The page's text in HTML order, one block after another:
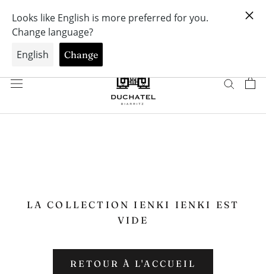
contenu
FERMETURE DE LA BOUTIQUE DUCHATEL /
BIARRITZ, STAY TUNED & SEE YOU SOON FOR
MORE ADVENTURES!!! 😉❤️
LA COLLECTION IENKI IENKI EST
VIDE
RETOUR À L'ACCUEIL